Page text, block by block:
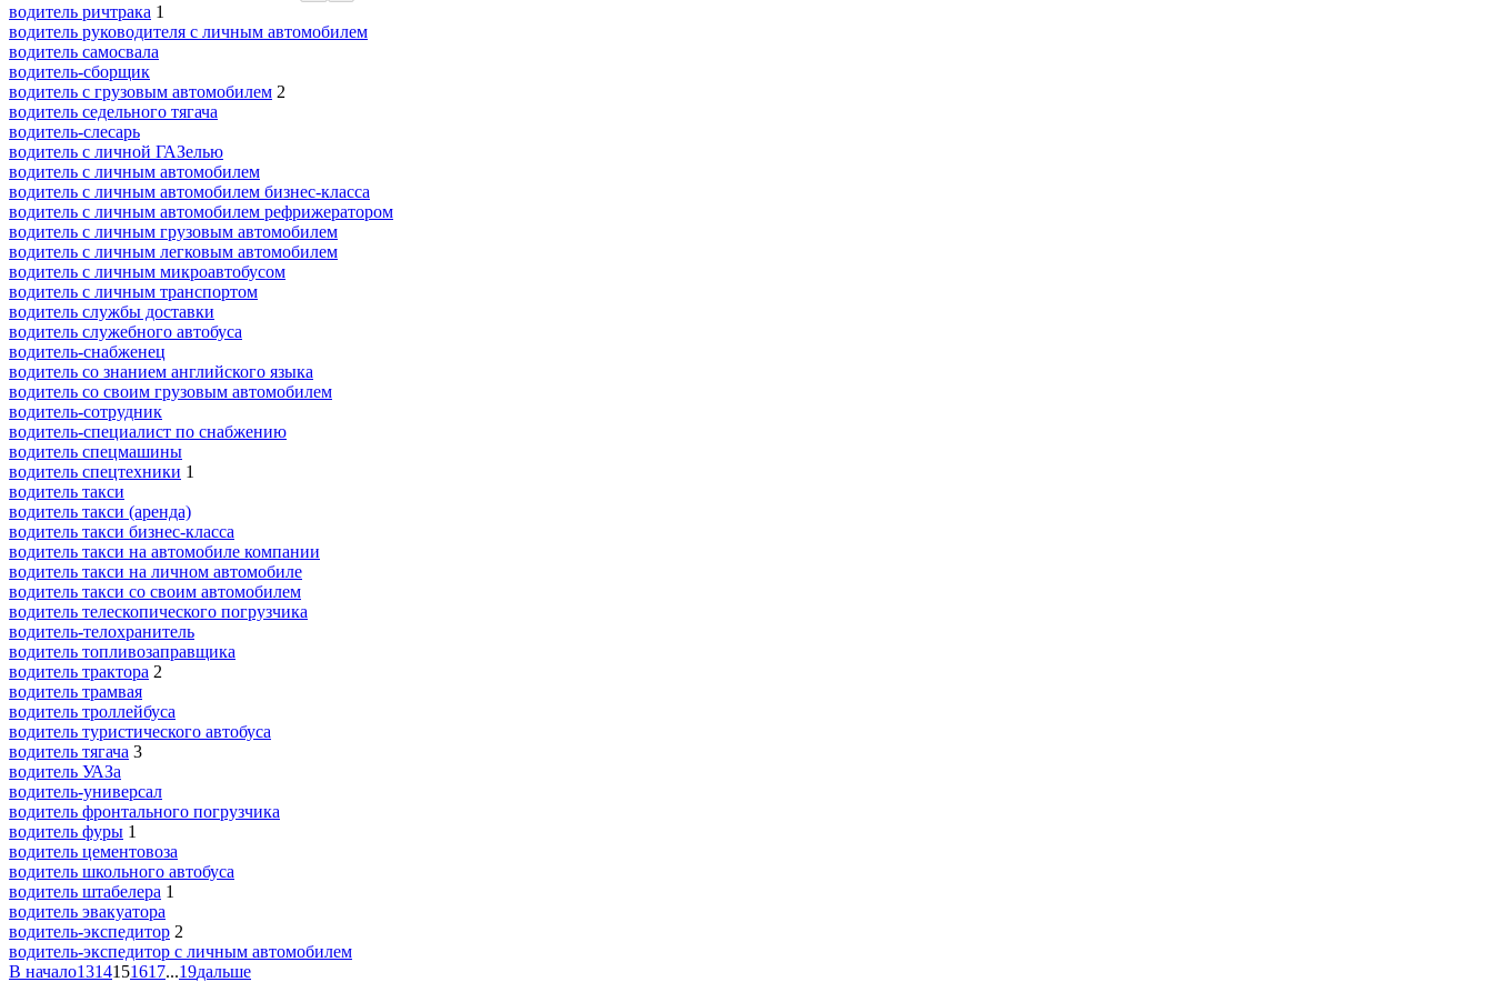
водитель ричтрака 1
водитель руководителя с личным автомобилем
водитель самосвала
водитель-сборщик
водитель с грузовым автомобилем 2
водитель седельного тягача
водитель-слесарь
водитель с личной ГАЗелью
водитель с личным автомобилем
водитель с личным автомобилем бизнес-класса
водитель с личным автомобилем рефрижератором
водитель с личным грузовым автомобилем
водитель с личным легковым автомобилем
водитель с личным микроавтобусом
водитель с личным транспортом
водитель службы доставки
водитель служебного автобуса
водитель-снабженец
водитель со знанием английского языка
водитель со своим грузовым автомобилем
водитель-сотрудник
водитель-специалист по снабжению
водитель спецмашины
водитель спецтехники 1
водитель такси
водитель такси (аренда)
водитель такси бизнес-класса
водитель такси на автомобиле компании
водитель такси на личном автомобиле
водитель такси со своим автомобилем
водитель телескопического погрузчика
водитель-телохранитель
водитель топливозаправщика
водитель трактора 2
водитель трамвая
водитель троллейбуса
водитель туристического автобуса
водитель тягача 3
водитель УАЗа
водитель-универсал
водитель фронтального погрузчика
водитель фуры 1
водитель цементовоза
водитель школьного автобуса
водитель штабелера 1
водитель эвакуатора
водитель-экспедитор 2
водитель-экспедитор c личным автомобилем
В начало1314151617...19дальше